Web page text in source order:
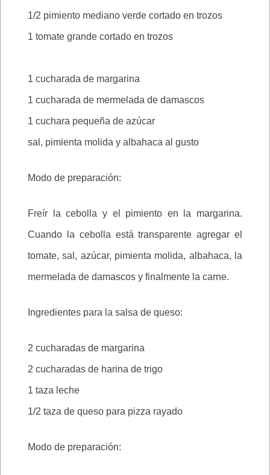
1/2 pimiento mediano verde cortado en trozos
1 tomate grande cortado en trozos
1 cucharada de margarina
1 cucharada de mermelada de damascos
1 cuchara pequeña de azúcar
sal, pimienta molida y albahaca al gusto
Modo de preparación:
Freír la cebolla y el pimiento en la margarina.
Cuando la cebolla está transparente agregar el
tomate, sal, azúcar, pimienta molida, albahaca, la
mermelada de damascos y finalmente la carne.
Ingredientes para la salsa de queso:
2 cucharadas de margarina
2 cucharadas de harina de trigo
1 taza leche
1/2 taza de queso para pizza rayado
Modo de preparación: